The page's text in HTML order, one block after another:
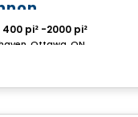
400 pi² -2000 pi²
Ottawa, ON